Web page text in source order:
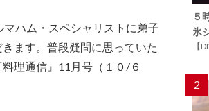
ハム・スペシャリストに弟子
ます。普段疑問に思っていた
理通信』11月号（１０/６
５
氷
【
2